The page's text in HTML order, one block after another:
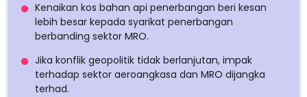
Kenaikan kos bahan api penerbangan beri kesan
lebih besar kepada syarikat penerbangan
berbanding sektor MRO.
Jika konflik geopolitik tidak berlanjutan, impak
terhadap sektor aeroangkasa dan MRO dijangka
terhad.